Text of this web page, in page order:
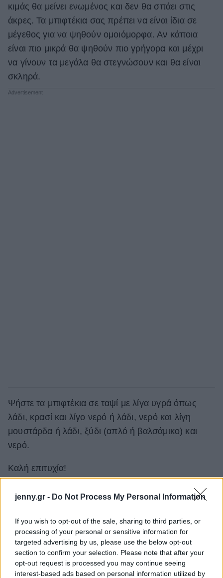
jenny.gr - Do Not Process My Personal Information
If you wish to opt-out of the sale, sharing to third parties, or
processing of your personal or sensitive information for
targeted advertising by us, please use the below opt-out
section to confirm your selection. Please note that after your
opt-out request is processed you may continue seeing
interest-based ads based on personal information utilized by
κιμάς θα μείνει ενωμένος και δεν θα σπάει στις
άκρες. Τα μπιφτέκια σας πρέπει να είναι ίδια σε
μέγεθος για να ψηθούν ομοιόμορφα. Αν κάποια
είναι πιο μικρά θα ψηθούν πιο γρήγορα και μέχρι
να γίνουν τα μεγάλα θα στεγνώσουν και θα είναι
σκληρά.
Ψήστε τα μπιφτέκια σε ταψί με λίγα υγρά όπως
λάδι, κρασί και λίγο νερό ή λάδι, νερό και λίγη
μουστάρδα ή λάδι, ξύδι (απλό ή βαλσάμικο) και
νερό.
Καλή επιτυχία!